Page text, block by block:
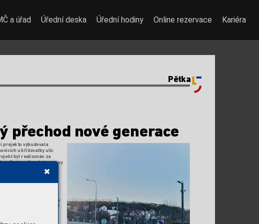
přechod nové generace
projektu vybudovala
ukřižovatky ulic
ojekt byl realizován za
Prahy zﬁnanční rezervy
rovozu
y aposkytuje
Pětka
a úřad Úřední deska Úřední hodiny Online rezervace Kariéra